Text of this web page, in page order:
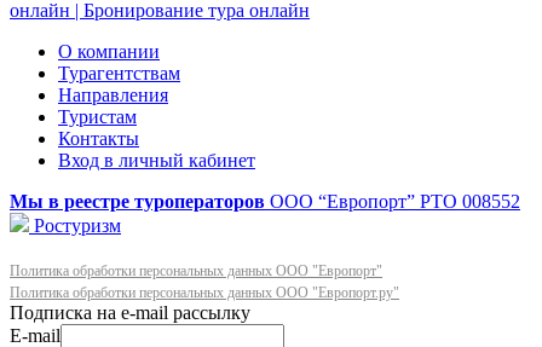
О компании
Турагентствам
Направления
Туристам
Контакты
Вход в личный кабинет
Мы в реестре туроператоров ООО “Европорт” РТО 008552
Ростуризм
Политика обработки персональных данных ООО "Европорт"
Политика обработки персональных данных ООО "Европорт.ру"
E-mail